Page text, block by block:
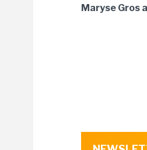
Maryse Gros